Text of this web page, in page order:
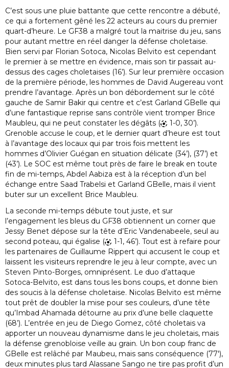
C’est sous une pluie battante que cette rencontre a débuté,
ce qui a fortement gêné les 22 acteurs au cours du premier
quart-d’heure. Le GF38 a malgré tout la maitrise du jeu, sans
pour autant mettre en réel danger la défense choletaise.
Bien servi par Florian Sotoca, Nicolas Belvito est cependant
le premier à se mettre en évidence, mais son tir passait au-
dessus des cages choletaises (16’). Sur leur première occasion
de la première période, les hommes de David Augereau vont
prendre l’avantage. Après un bon débordement sur le côté
gauche de Samir Bakir qui centre et c’est Garland GBelle qui
d’une fantastique reprise sans contrôle vient tromper Brice
Maubleu, qui ne peut constater les dégâts (
1-0, 30’).
Grenoble accuse le coup, et le dernier quart d’heure est tout
à l’avantage des locaux qui par trois fois mettent les
hommes d’Olivier Guégan en situation délicate (34’), (37’) et
(43’). Le SOC est même tout près de faire le break en toute
fin de mi-temps, Abdel Aabiza est à la réception d’un bel
échange entre Saad Trabelsi et Garland GBelle, mais il vient
buter sur un excellent Brice Maubleu.
La seconde mi-temps débute tout juste, et sur
l’engagement les bleus du GF38 obtiennent un corner que
Jessy Benet dépose sur la tête d’Eric Vandenabeele, seul au
second poteau, qui égalise (
1-1, 46’). Tout est à refaire pour
les partenaires de Guillaume Rippert qui accusent le coup et
laissent les visiteurs reprendre le jeu à leur compte, avec un
Steven Pinto-Borges, omniprésent. Le duo d’attaque
Sotoca-Belvito, est dans tous les bons coups, et donne bien
des soucis à la défense choletaise. Nicolas Belvito est même
tout prêt de doubler la mise pour ses couleurs, d’une tête
qu’Imbad Ahamada détourne au prix d’une belle claquette
(68’). L’entrée en jeu de Diego Gomez, côté choletais va
apporter un nouveau dynamisme dans le jeu choletais, mais
la défense grenobloise veille au grain. Un bon coup franc de
GBelle est relâché par Maubeu, mais sans conséquence (77′),
deux minutes plus tard Alassane Sango ne tire pas profit d’un